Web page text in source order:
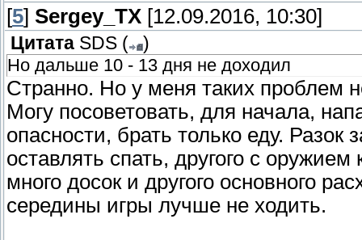
[5] Sergey_TX [12.09.2016, 10:30]
Цитата SDS (
)
Но дальше 10 - 13 дня не доходил
Странно. Но у меня таких проблем
Могу посоветовать, для начала,
опасности, брать только еду.
оставлять спать, другого с
много досок и другого основного
середины игры лучше не ходить.